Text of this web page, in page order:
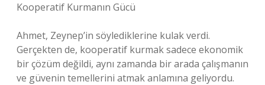
Kooperatif Kurmanın Gücü
Ahmet, Zeynep’in söylediklerine kulak verdi.
Gerçekten de, kooperatif kurmak sadece ekonomik
bir çözüm değildi, aynı zamanda bir arada çalışmanın
ve güvenin temellerini atmak anlamına geliyordu.